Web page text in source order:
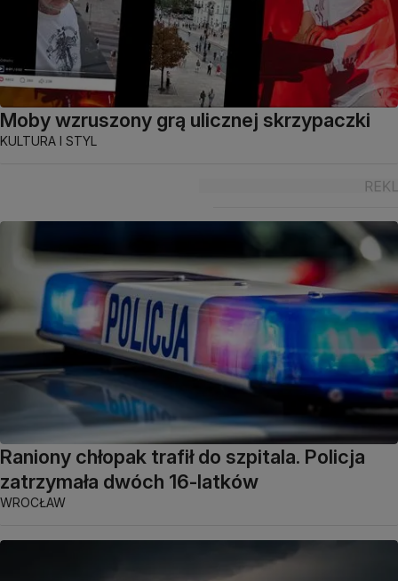
Moby wzruszony grą ulicznej skrzypaczki
KULTURA I STYL
Raniony chłopak trafił do szpitala. Policja
zatrzymała dwóch 16-latków
WROCŁAW